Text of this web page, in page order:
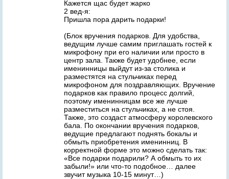
Кажется щас будет жарко
2 вед-я:
Пришла пора дарить подарки!
(Блок вручения подарков. Для удобства,
ведущим лучше самим приглашать гостей к
микрофону при его наличии или просто в
центр зала. Также будет удобнее, если
именинницы выйдут из-за столика и
разместятся на стульчиках перед
микрофоном для поздравляющих. Вручение
подарков как правило процесс долгий,
поэтому именинницам все же лучше
разместиться на стульчиках, а не стоя.
Также, это создаст атмосферу королевского
бала. По окончании вручения подарков,
ведущие предлагают поднять бокалы и
обмыть приобретения именинниц. В
корректной форме это можно сделать так:
«Все подарки подарили? А обмыть то их
забыли!» или что-то подобное… далее
звучит музыка 10-15 минут…)